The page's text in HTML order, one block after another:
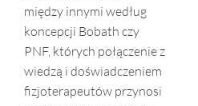
między innymi według
koncepcji Bobath czy
PNF, których połączenie z
wiedzą i doświadczeniem
fizjoterapeutów przynosi